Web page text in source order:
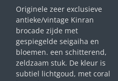
Originele zeer exclusieve
antieke/vintage Kinran
brocade zijde met
gespiegelde seigaiha en
bloemen. een schitterend,
zeldzaam stuk. De kleur is
subtiel lichtgoud, met coral